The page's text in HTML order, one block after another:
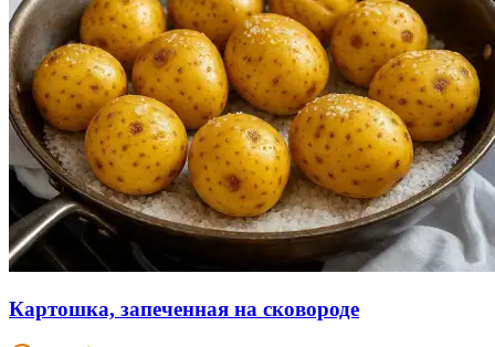
Картошка, запеченная на сковороде